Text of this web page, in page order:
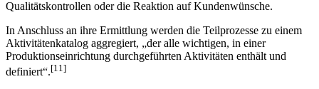
Qualitätskontrollen oder die Reaktion auf Kundenwünsche.
In Anschluss an ihre Ermittlung werden die Teilprozesse zu einem
Aktivitätenkatalog aggregiert, „der alle wichtigen, in einer
Produktionseinrichtung durchgeführten Aktivitäten enthält und
definiert“.[11]